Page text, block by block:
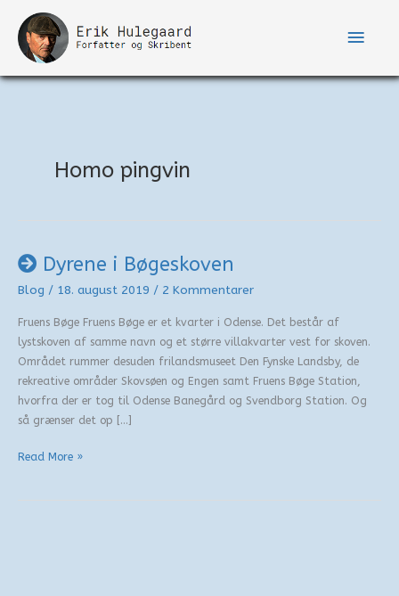
indholdet
Homo pingvin
Dyrene i Bøgeskoven
Blog / 18. august 2019 / 2 Kommentarer
Fruens Bøge Fruens Bøge er et kvarter i Odense. Det består af
lystskoven af samme navn og et større villakvarter vest for skoven.
Området rummer desuden frilandsmuseet Den Fynske Landsby, de
rekreative områder Skovsøen og Engen samt Fruens Bøge Station,
hvorfra der er tog til Odense Banegård og Svendborg Station. Og
så grænser det op […]
Dyrene
Read More »